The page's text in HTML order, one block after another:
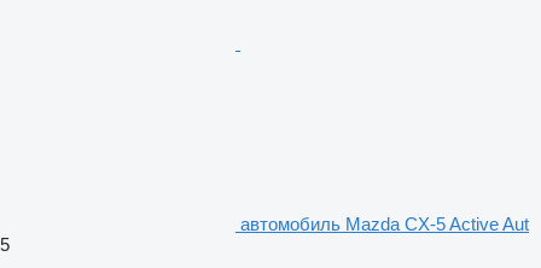
автомобиль Mazda CX-5 Active Aut
5